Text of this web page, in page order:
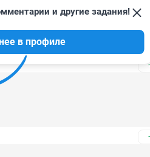
дорогущие особняки в
и другие задания!
в профиле